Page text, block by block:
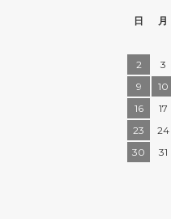
日
月
2
3
9
10
16
17
23
24
30
31